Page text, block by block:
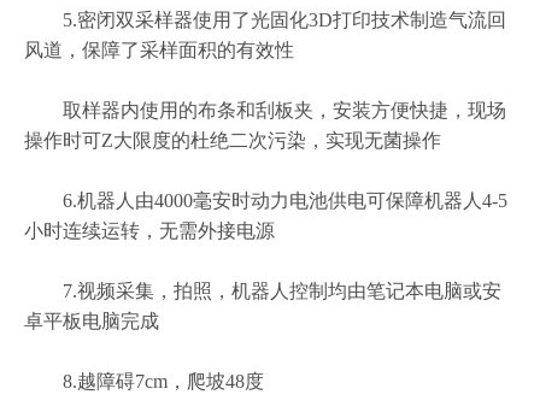
5.密闭双采样器使用了光固化3D打印技术制造气流回
风道，保障了采样面积的有效性
取样器内使用的布条和刮板夹，安装方便快捷，现场
操作时可Z大限度的杜绝二次污染，实现无菌操作
6.机器人由4000毫安时动力电池供电可保障机器人4-5
小时连续运转，无需外接电源
7.视频采集，拍照，机器人控制均由笔记本电脑或安
卓平板电脑完成
8.越障碍7cm，爬坡48度